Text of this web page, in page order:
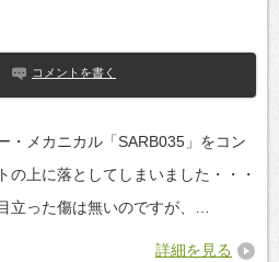
コメントを書く
・メカニカル「SARB035」をコン
の上に落としてしまいました・・・
立った傷は無いのですが、…
詳細を見る